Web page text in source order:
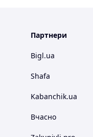
Партнери
Bigl.ua
Shafa
Kabanchik.ua
Вчасно